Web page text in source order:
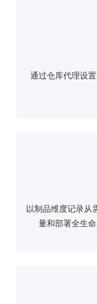
通过仓库代理设
以制品维度记录从
量和部署全生